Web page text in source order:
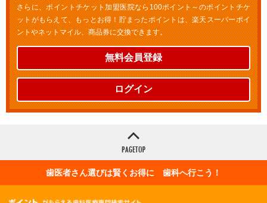
さらに、ポイントチケット加盟医院なら100ポイント～のポイントチケ
ットがもらえて、もっとお得！貯まったポイントは、楽天スーパーポイ
ントやネットマイル、商品券に交換できます。
無料会員登録
ログイン
歯医者さん選びは賢くお得に 歯科へ行こう！